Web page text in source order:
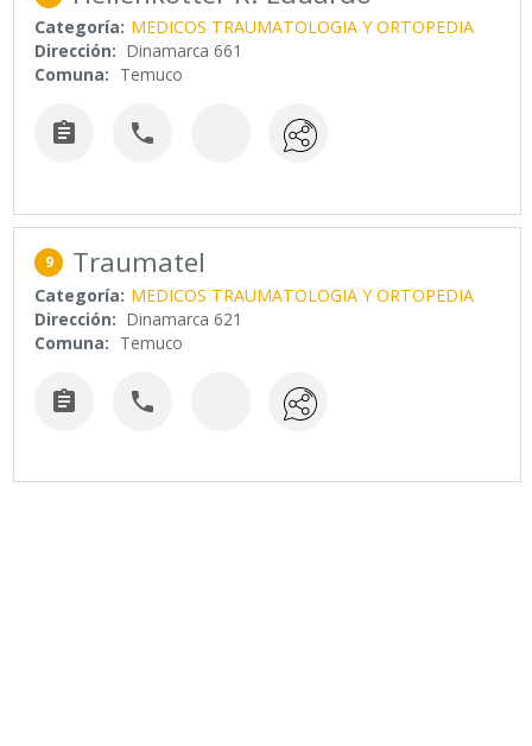
Categoría: MEDICOS TRAUMATOLOGIA Y ORTOPEDIA
Dirección: Dinamarca 661
Comuna: Temuco
 
9 Traumatel
Categoría: MEDICOS TRAUMATOLOGIA Y ORTOPEDIA
Dirección: Dinamarca 621
Comuna: Temuco
 